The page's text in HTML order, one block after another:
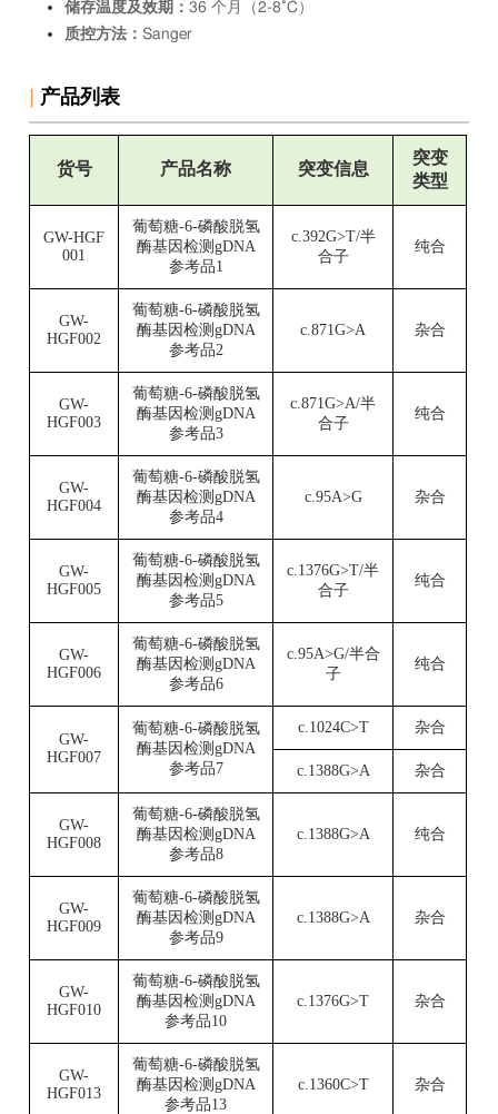
储存温度及效期： 36 个月（2-8˚C）
质控方法： Sanger
产品列表
货号 产品名称 突变信息
突变
类型
GW-HGF
001
葡萄糖-6-磷酸脱氢
酶基因检测gDNA
参考品1
c.392G>T/半
合子
纯合
GW-
HGF002
葡萄糖-6-磷酸脱氢
酶基因检测gDNA
参考品2
c.871G>A 杂合
GW-
HGF003
葡萄糖-6-磷酸脱氢
酶基因检测gDNA
参考品3
c.871G>A/半
合子
纯合
GW-
HGF004
葡萄糖-6-磷酸脱氢
酶基因检测gDNA
参考品4
c.95A>G 杂合
GW-
HGF005
葡萄糖-6-磷酸脱氢
酶基因检测gDNA
参考品5
c.1376G>T/半
合子
纯合
GW-
HGF006
葡萄糖-6-磷酸脱氢
酶基因检测gDNA
参考品6
c.95A>G/半合
子
纯合
GW-
HGF007
葡萄糖-6-磷酸脱氢
酶基因检测gDNA
参考品7
c.1024C>T 杂合
c.1388G>A 杂合
GW-
HGF008
葡萄糖-6-磷酸脱氢
酶基因检测gDNA
参考品8
c.1388G>A 纯合
GW-
HGF009
葡萄糖-6-磷酸脱氢
酶基因检测gDNA
参考品9
c.1388G>A 杂合
GW-
HGF010
葡萄糖-6-磷酸脱氢
酶基因检测gDNA
参考品10
c.1376G>T 杂合
GW-
HGF013
葡萄糖-6-磷酸脱氢
酶基因检测gDNA
参考品13
c.1360C>T 杂合